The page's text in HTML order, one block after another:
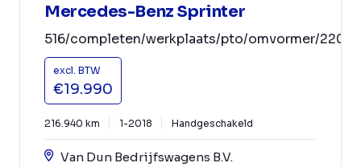
Mercedes-Benz Sprinter
516/completen/werkplaats/pto/omvormer/220/v
excl. BTW
€19.990
216.940 km 1-2018 Handgeschakeld
Van Dun Bedrijfswagens B.V.